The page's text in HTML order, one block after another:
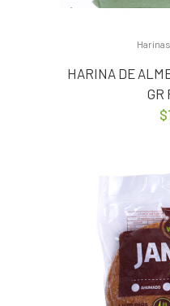
HARINA DE
GR
$